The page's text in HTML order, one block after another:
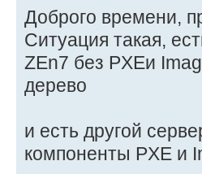
Доброго времени,
Ситуация такая,
ZEn7 без PXEи
дерево
и есть другой
компоненты PXE и